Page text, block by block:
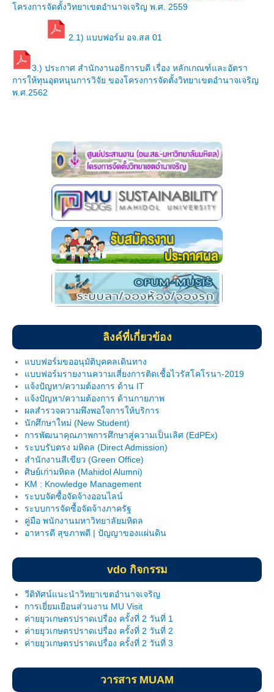
คลินิกวัยทีน
บริการด้านเงินสงเคราะห์
วินัยนักศึกษา
แนะแนวให้คำปรึกษา
กิจการนักศึกษา
หอพักนักศึกษา
หอพักภายใน โครงการจัดตั้งฯ
หอพักภายนอก โครงการจัดตั้งฯ
Website และ เบอร์โทรที่ควรทราบ
ทุนการศึกษา
บริการด้านสุขภาพ
วินัยนักศึกษา
สโมสรนักศึกษา
การให้คำปรึกษา
นักศึกษาวิชาทหาร
บริการอื่นๆ
ภาพกิจกรรม
วิจัยฯ
หน่วยประสานงานวิจัย
ศูนย์เครือข่าย (อพ.สธ.- มหิดล)
คู่มืองานวิจัย
เอกสารอบรม
ผลงานวิจัยตีพิมพ์
โครงการจัดตั้งวิทยาเขตอำนาจเจริญ พ.ศ. 2559
2.1) แบบฟอร์ม อจ.สส 01
3.) ประกาศ สำนักงานอธิการบดี เรื่อง หลักเกณฑ์และอัตรา
การให้ทุนอุดหนุนการวิจัย ของโครงการจัดตั้งวิทยาเขตอำนาจเจริญ
พ.ศ.2562
ลิงค์ที่เกี่ยวข้อง
แบบฟอร์มขออนุมัติบุคคลเดินทาง
แบบฟอร์มรายงานความเสี่ยงการติดเชื้อไวรัสโคโรนา-2019
แจ้งปัญหา/ความต้องการ ด้าน IT
แจ้งปัญหา/ความต้องการ ด้านกายภาพ
ผลสำรวจความพึงพอใจการให้บริการ
นักศึกษาใหม่ (New Student)
การพัฒนาคุณภาพการศึกษาสู่ความเป็นเลิศ (EdPEx)
ระบบรับตรง มหิดล (Direct Admission)
สำนักงานสีเขียว (Green Office)
ศิษย์เก่ามหิดล (Mahidol Alumni)
KM : Knowledge Management
ระบบจัดซื้อจัดจ้างออนไลน์
ระบบการจัดซื้อจัดจ้างภาครัฐ
คู่มือ พนักงานมหาวิทยาลัยมหิดล
อาหารดี สุขภาพดี | ปัญญาของแผ่นดิน
vdo กิจกรรม
วีดิทัศน์แนะนำวิทยาเขตอำนาจเจริญ
การเยี่ยมเยือนส่วนงาน MU Visit
ค่ายยุวเกษตรปราดเปรื่อง ครั้งที่ 2 วันที่ 1
ค่ายยุวเกษตรปราดเปรื่อง ครั้งที่ 2 วันที่ 2
ค่ายยุวเกษตรปราดเปรื่อง ครั้งที่ 2 วันที่ 3
วารสาร MUAM